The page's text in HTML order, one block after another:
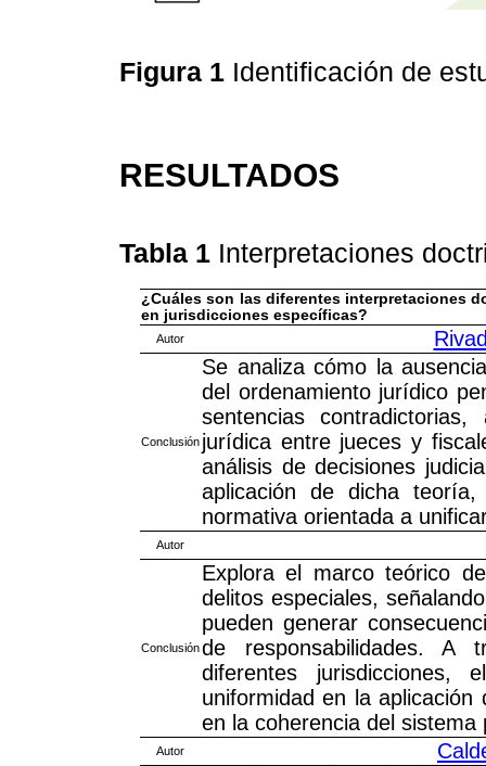
Figura 1 Identificación de
RESULTADOS
Tabla 1 Interpretaciones
¿Cuáles son las diferentes interpretaciones
en jurisdicciones específicas?
Autor
Conclusión
Se analiza cómo la
del ordenamiento jurídico
sentencias
jurídica entre jueces y
análisis de decisiones
aplicación de dicha
normativa orientada a
Autor
Conclusión
Explora el marco teórico
delitos especiales,
pueden generar
de responsabilidades. A
diferentes
uniformidad en la
en la coherencia del sistema
Autor